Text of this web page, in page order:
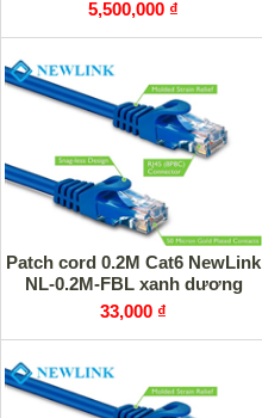
5,500,000 ₫
Patch cord 0.2M Cat6 NewLink
NL-0.2M-FBL xanh dương
33,000 ₫